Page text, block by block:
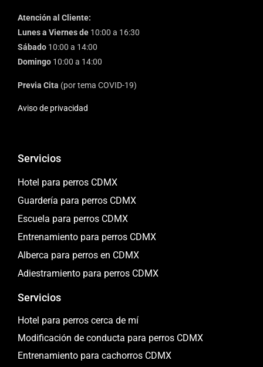
Atención al Cliente:
Lunes a Viernes de 10:00 a 16:30
Sábado 10:00 a 14:00
Domingo 10:00 a 14:00
Previa Cita (por tema COVID-19)
Aviso de privacidad
Servicios
Hotel para perros CDMX
Guardería para perros CDMX
Escuela para perros CDMX
Entrenamiento para perros CDMX
Alberca para perros en CDMX
Adiestramiento para perros CDMX
Servicios
Hotel para perros cerca de mí
Modificación de conducta para perros CDMX
Entrenamiento para cachorros CDMX